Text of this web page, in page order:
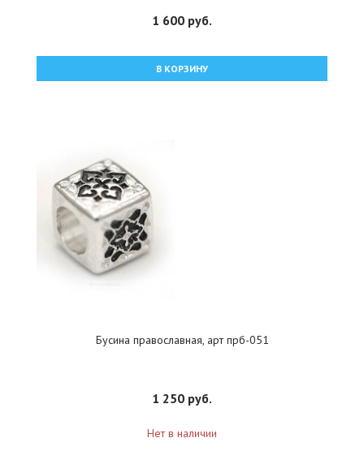
1 600 руб.
В КОРЗИНУ
Бусина православная, арт прб-051
1 250 руб.
Нет в наличии